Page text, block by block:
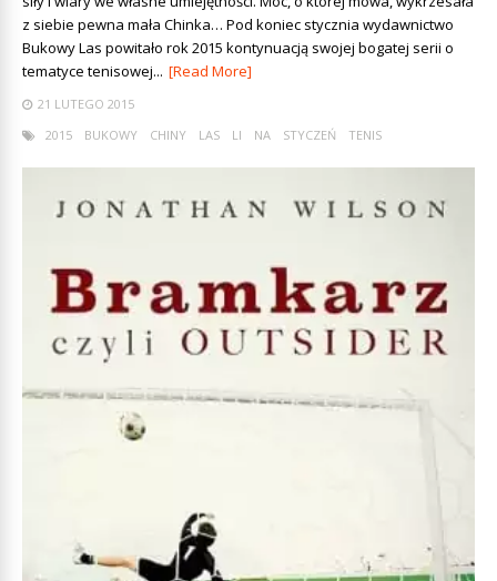
z siebie pewna mała Chinka… Pod koniec stycznia wydawnictwo
Bukowy Las powitało rok 2015 kontynuacją swojej bogatej serii o
tematyce tenisowej... [Read More]
21 LUTEGO 2015
2015
BUKOWY CHINY LAS LI NA STYCZEŃ TENIS